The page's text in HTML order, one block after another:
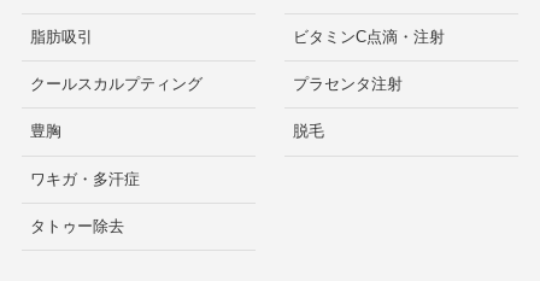
脂肪吸引
クールスカルプティング
豊胸
ワキガ・多汗症
タトゥー除去
ビタミンC点滴・注射
プラセンタ注射
脱毛